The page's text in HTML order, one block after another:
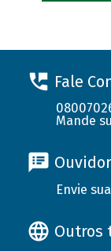
Fale
Mande
Envie
Outros